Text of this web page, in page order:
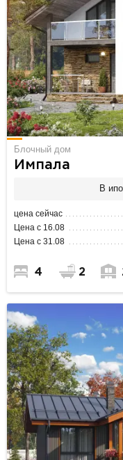
Блочный дом
Импала
В
цена сейчас
Цена с 16.08
Цена с 31.08
4 2